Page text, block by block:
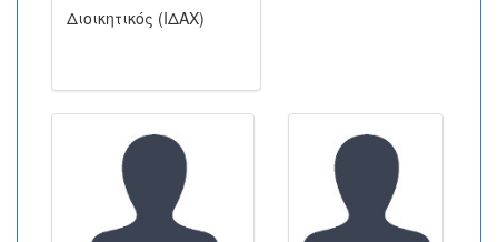
Διοικητικός (ΙΔΑΧ)